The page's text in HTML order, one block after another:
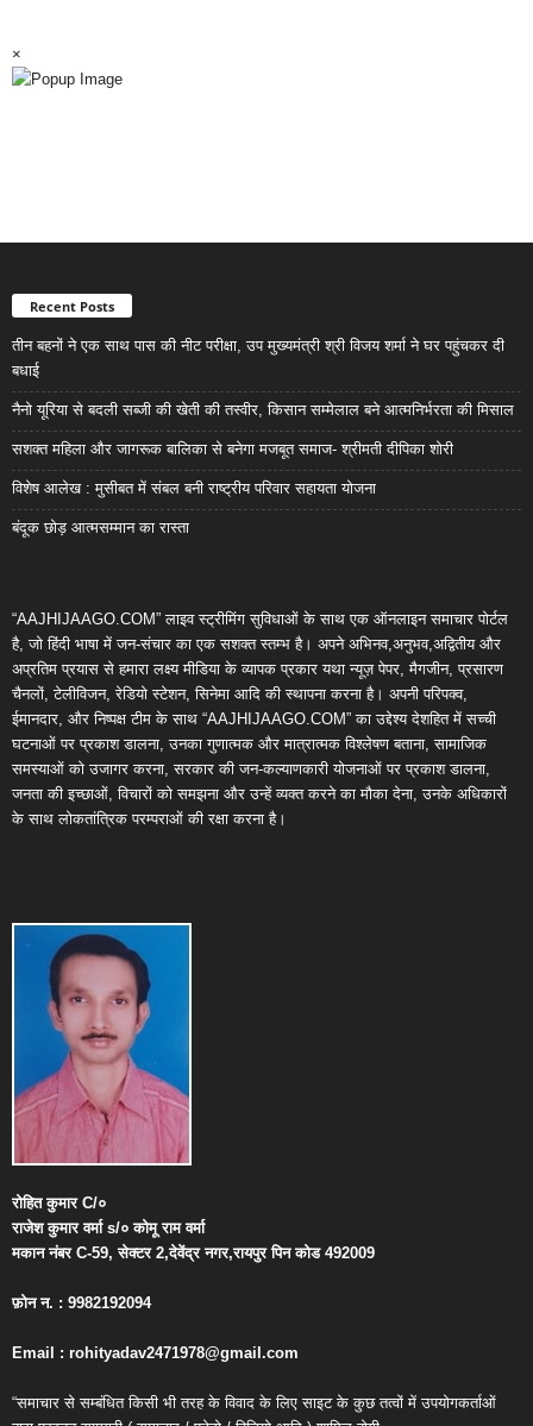
×
Recent Posts
तीन बहनों ने एक साथ पास की नीट परीक्षा, उप मुख्यमंत्री श्री विजय शर्मा ने घर पहुंचकर दी
बधाई
नैनो यूरिया से बदली सब्जी की खेती की तस्वीर, किसान सम्मेलाल बने आत्मनिर्भरता की मिसाल
सशक्त महिला और जागरूक बालिका से बनेगा मजबूत समाज- श्रीमती दीपिका शोरी
विशेष आलेख : मुसीबत में संबल बनी राष्ट्रीय परिवार सहायता योजना
बंदूक छोड़ आत्मसम्मान का रास्ता
“AAJHIJAAGO.COM” लाइव स्ट्रीमिंग सुविधाओं के साथ एक ऑनलाइन समाचार पोर्टल
है, जो हिंदी भाषा में जन-संचार का एक सशक्त स्तम्भ है। अपने अभिनव,अनुभव,अद्वितीय और
अप्रतिम प्रयास से हमारा लक्ष्य मीडिया के व्यापक प्रकार यथा न्यूज़ पेपर, मैगजीन, प्रसारण
चैनलों, टेलीविजन, रेडियो स्टेशन, सिनेमा आदि की स्थापना करना है। अपनी परिपक्व,
ईमानदार, और निष्पक्ष टीम के साथ “AAJHIJAAGO.COM” का उद्देश्य देशहित में सच्ची
घटनाओं पर प्रकाश डालना, उनका गुणात्मक और मात्रात्मक विश्लेषण बताना, सामाजिक
समस्याओं को उजागर करना, सरकार की जन-कल्याणकारी योजनाओं पर प्रकाश डालना,
जनता की इच्छाओं, विचारों को समझना और उन्हें व्यक्त करने का मौका देना, उनके अधिकारों
के साथ लोकतांत्रिक परम्पराओं की रक्षा करना है।
रोहित कुमारC/०
राजेश कुमार वर्माs/० कोमू राम वर्मा
मकान नंबरC-59,सेक्टर2,देवेंद्र नगर,रायपुर पिन कोड492009
फ़ोन न. : 9982192094
Email : rohityadav2471978@gmail.com
“समाचार से सम्बंधित किसी भी तरह के विवाद के लिए साइट के कुछ तत्वों में उपयोगकर्ताओं